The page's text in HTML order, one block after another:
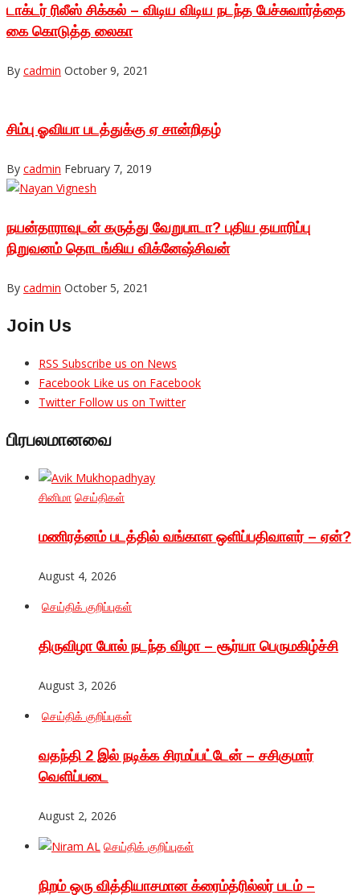
டாக்டர் ரிலீஸ் சிக்கல் – விடிய விடிய நடந்த பேச்சுவார்த்தை
கை கொடுத்த லைகா
By cadmin October 9, 2021
சிம்பு ஓவியா படத்துக்கு ஏ சான்றிதழ்
By cadmin February 7, 2019
நயன்தாராவுடன் கருத்து வேறுபாடா? புதிய தயாரிப்பு
நிறுவனம் தொடங்கிய விக்னேஷ்சிவன்
By cadmin October 5, 2021
Join Us
RSS Subscribe us on News
Facebook Like us on Facebook
Twitter Follow us on Twitter
பிரபலமானவை
சினிமா செய்திகள்
மணிரத்னம் படத்தில் வங்காள ஒளிப்பதிவாளர் – ஏன்?
August 4, 2026
செய்திக் குறிப்புகள்
திருவிழா போல் நடந்த விழா – சூர்யா பெருமகிழ்ச்சி
August 3, 2026
செய்திக் குறிப்புகள்
வதந்தி 2 இல் நடிக்க சிரமப்பட்டேன் – சசிகுமார்
வெளிப்படை
August 2, 2026
செய்திக் குறிப்புகள்
நிறம் ஒரு வித்தியாசமான க்ரைம்த்ரில்லர் படம் –